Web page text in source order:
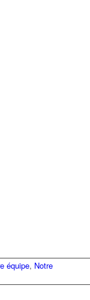
équipe, Notre